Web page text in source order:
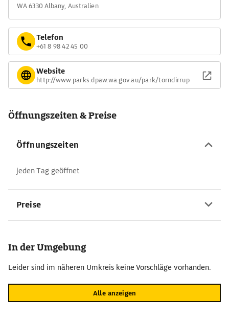
WA 6330 Albany, Australien
Telefon
+61 8 98 42 45 00
Website
http://www.parks.dpaw.wa.gov.au/park/torndirrup
Öffnungszeiten & Preise
Öffnungszeiten
jeden Tag geöffnet
Preise
In der Umgebung
Leider sind im näheren Umkreis keine Vorschläge vorhanden.
Alle anzeigen